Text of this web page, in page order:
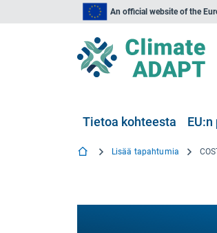
An official website of the
Tietoa kohteesta
Lisää tapahtumia